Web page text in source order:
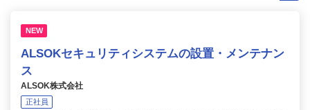
NEW
ALSOKセキュリティシステムの設置・メンテナン
ス
ALSOK株式会社
正社員